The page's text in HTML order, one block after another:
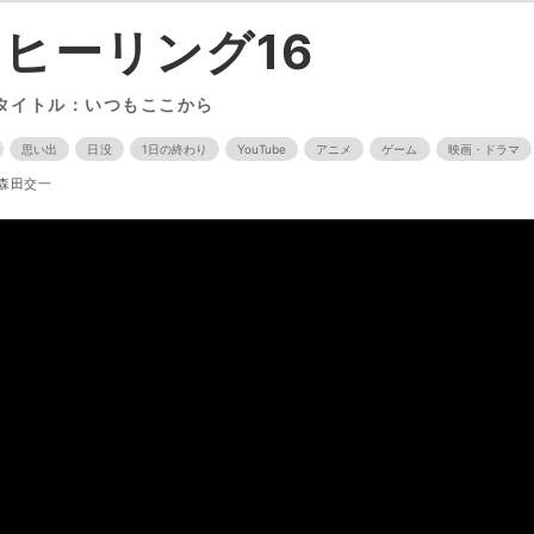
ヒーリング16
イトル：いつもここから
思い出 日没 1日の終わり YouTube アニメ ゲーム 映画・ドラマ
田交一